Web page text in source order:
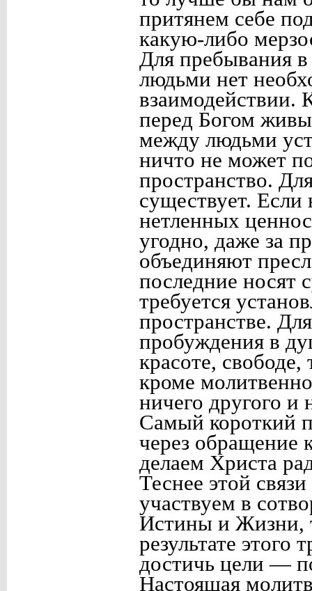
притянем себе
какую-либо
Для пребывания
людьми нет
взаимодействии.
перед Богом
между людьми
ничто не может
пространство.
существует. Если
нетленных
угодно, даже за
объединяют
последние носят
требуется
пространстве.
пробуждения в
красоте,
кроме
ничего другого и
Самый короткий
через обращение
делаем Христа
Теснее этой
участвуем в
Истины и Жизни,
результате
достичь цели —
Настоящая